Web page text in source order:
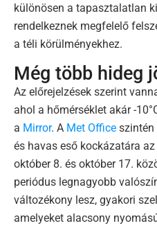
különösen a tapasztalatlan
rendelkeznek megfelelő
a téli körülményekhez.
Még több hideg
Az előrejelzések szerint
ahol a hőmérséklet akár -
a Mirror. A Met Office szintén
és havas eső kockázatára
október 8. és október 17.
periódus legnagyobb
változékony lesz, gyakori
amelyeket alacsony